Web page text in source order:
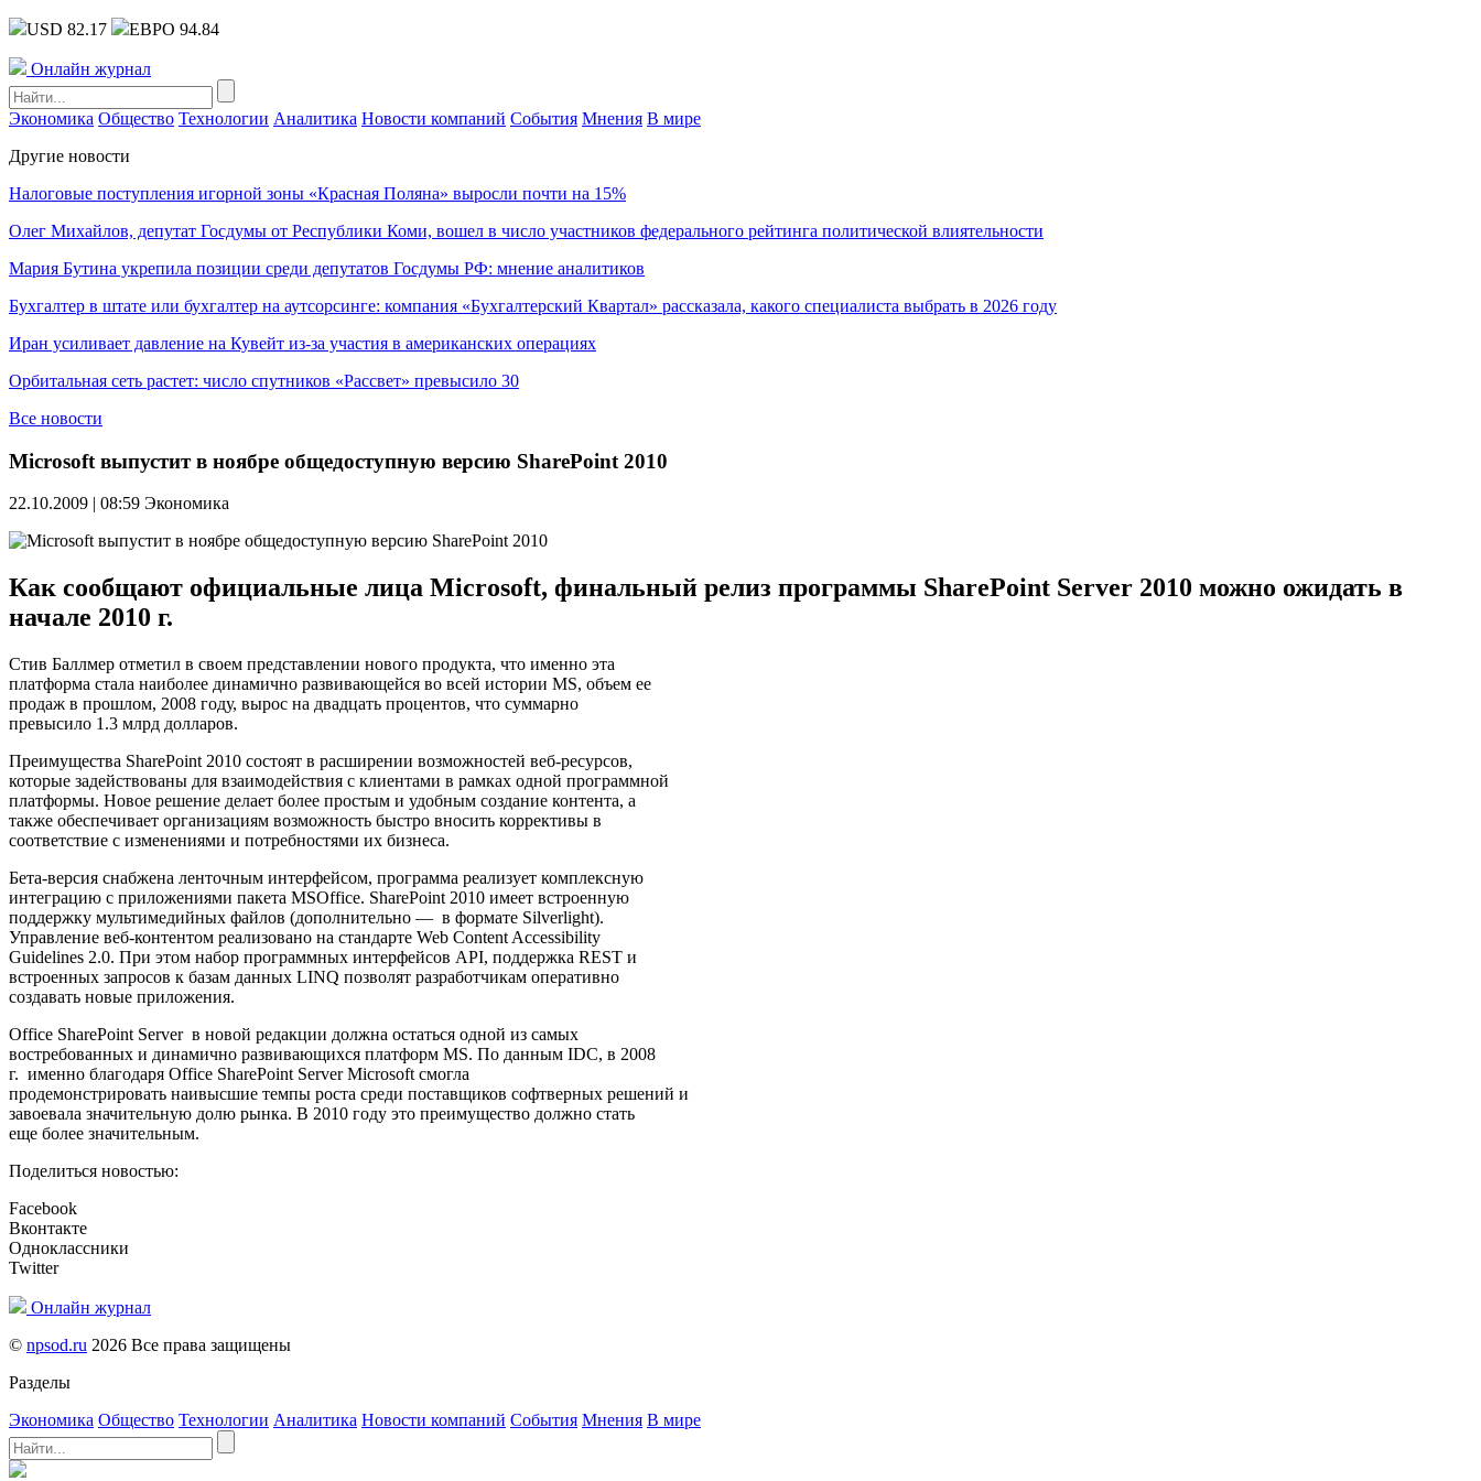
USD 82.17 ЕВРО 94.84
Онлайн журнал
Экономика Общество Технологии Аналитика Новости компаний События Мнения В мире
Другие новости
Налоговые поступления игорной зоны «Красная Поляна» выросли почти на 15%
Олег Михайлов, депутат Госдумы от Республики Коми, вошел в число участников федерального рейтинга политической влиятельности
Мария Бутина укрепила позиции среди депутатов Госдумы РФ: мнение аналитиков
Бухгалтер в штате или бухгалтер на аутсорсинге: компания «Бухгалтерский Квартал» рассказала, какого специалиста выбрать в 2026 году
Иран усиливает давление на Кувейт из-за участия в американских операциях
Орбитальная сеть растет: число спутников «Рассвет» превысило 30
Все новости
Microsoft выпустит в ноябре общедоступную версию SharePoint 2010
22.10.2009 | 08:59 Экономика
Как сообщают официальные лица Microsoft, финальный релиз программы SharePoint Server 2010 можно ожидать в
начале 2010 г.
Стив Баллмер отметил в своем представлении нового продукта, что именно эта
платформа стала наиболее динамично развивающейся во всей истории MS, объем ее
продаж в прошлом, 2008 году, вырос на двадцать процентов, что суммарно
превысило 1.3 млрд долларов.
Преимущества SharePoint 2010 состоят в расширении возможностей веб-ресурсов,
которые задействованы для взаимодействия с клиентами в рамках одной программной
платформы. Новое решение делает более простым и удобным создание контента, а
также обеспечивает организациям возможность быстро вносить коррективы в
соответствие с изменениями и потребностями их бизнеса.
Бета-версия снабжена ленточным интерфейсом, программа реализует комплексную
интеграцию с приложениями пакета MSOffice. SharePoint 2010 имеет встроенную
поддержку мультимедийных файлов (дополнительно — в формате Silverlight).
Управление веб-контентом реализовано на стандарте Web Content Accessibility
Guidelines 2.0. При этом набор программных интерфейсов API, поддержка REST и
встроенных запросов к базам данных LINQ позволят разработчикам оперативно
создавать новые приложения.
Office SharePoint Server в новой редакции должна остаться одной из самых
востребованных и динамично развивающихся платформ MS. По данным IDC, в 2008
г. именно благодаря Office SharePoint Server Microsoft смогла
продемонстрировать наивысшие темпы роста среди поставщиков софтверных решений и
завоевала значительную долю рынка. В 2010 году это преимущество должно стать
еще более значительным.
Поделиться новостью:
Facebook
Вконтакте
Одноклассники
Twitter
Онлайн журнал
© npsod.ru 2026 Все права защищены
Разделы
Экономика Общество Технологии Аналитика Новости компаний События Мнения В мире